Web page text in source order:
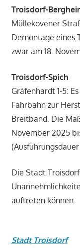
Troisdorf-
Müllekovener
Demontage eines
zwar am 18.
Troisdorf-Spich
Gräfenhardt 1-5:
Fahrbahn zur
Breitband. Die
November 2025
Die Stadt
auftreten können.
Stadt Troisdorf